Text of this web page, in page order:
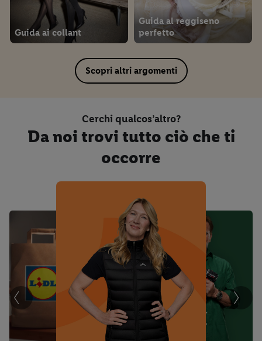
Guida ai collant
Guida al reggiseno
perfetto
Scopri altri argomenti
Cerchi qualcos’altro?
Da noi trovi tutto ciò che ti
occorre